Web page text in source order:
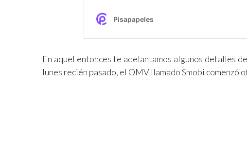
En aquel entonces te adelantamos algunos detalles
lunes recién pasado, el OMV llamado Smobi comenzó